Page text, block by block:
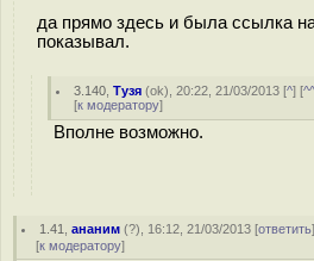
да прямо здесь и была ссылка
показывал.
3.140 ,Тузя (ok), 20:22, 21/03/2013 [^] [
[к модератору]
Вполне возможно.
1.41 ,ананим (?), 16:12, 21/03/2013 [ответить
[к модератору]